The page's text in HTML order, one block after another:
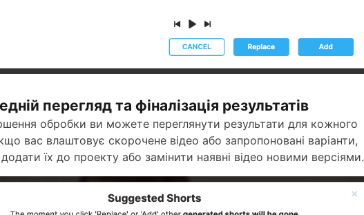
перегляд та фіналізація результатів
обробки ви можете переглянути результати для кожного
вас влаштовує скорочене відео або запропоновані варіанти,
їх до проекту або замінити наявні відео новими версіями.